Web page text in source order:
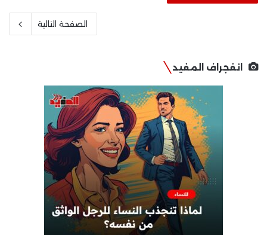
الصفحة التالية
انفجراف المفيد